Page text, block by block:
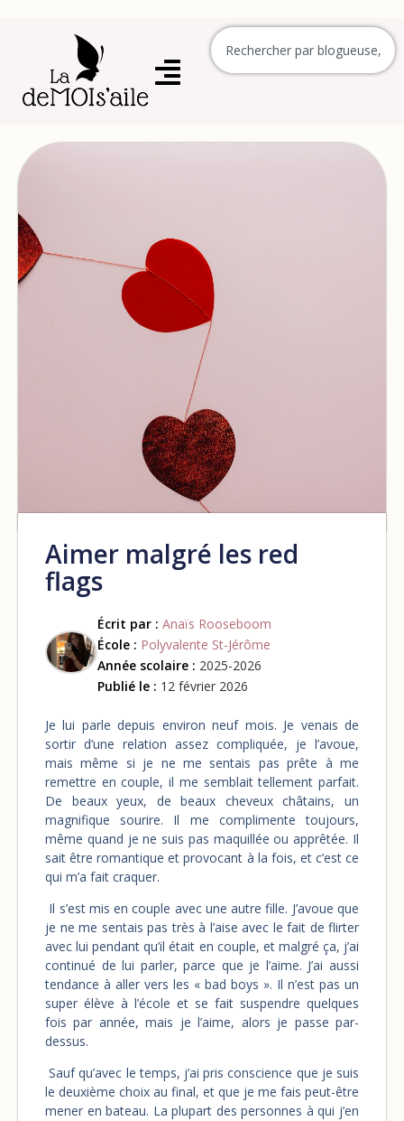
Aimer malgré les red
flags
Écrit par : Anaïs Rooseboom
École : Polyvalente St-Jérôme
Année scolaire : 2025-2026
Publié le : 12 février 2026
Je lui parle depuis environ neuf mois. Je venais de
sortir d’une relation assez compliquée, je l’avoue,
mais même si je ne me sentais pas prête à me
remettre en couple, il me semblait tellement parfait.
De beaux yeux, de beaux cheveux châtains, un
magnifique sourire. Il me complimente toujours,
même quand je ne suis pas maquillée ou apprêtée. Il
sait être romantique et provocant à la fois, et c’est ce
qui m’a fait craquer.
Il s’est mis en couple avec une autre fille. J’avoue que
je ne me sentais pas très à l’aise avec le fait de flirter
avec lui pendant qu’il était en couple, et malgré ça, j’ai
continué de lui parler, parce que je l’aime. J’ai aussi
tendance à aller vers les « bad boys ». Il n’est pas un
super élève à l’école et se fait suspendre quelques
fois par année, mais je l’aime, alors je passe par-
dessus.
Sauf qu’avec le temps, j’ai pris conscience que je suis
le deuxième choix au final, et que je me fais peut-être
mener en bateau. La plupart des personnes à qui j’en